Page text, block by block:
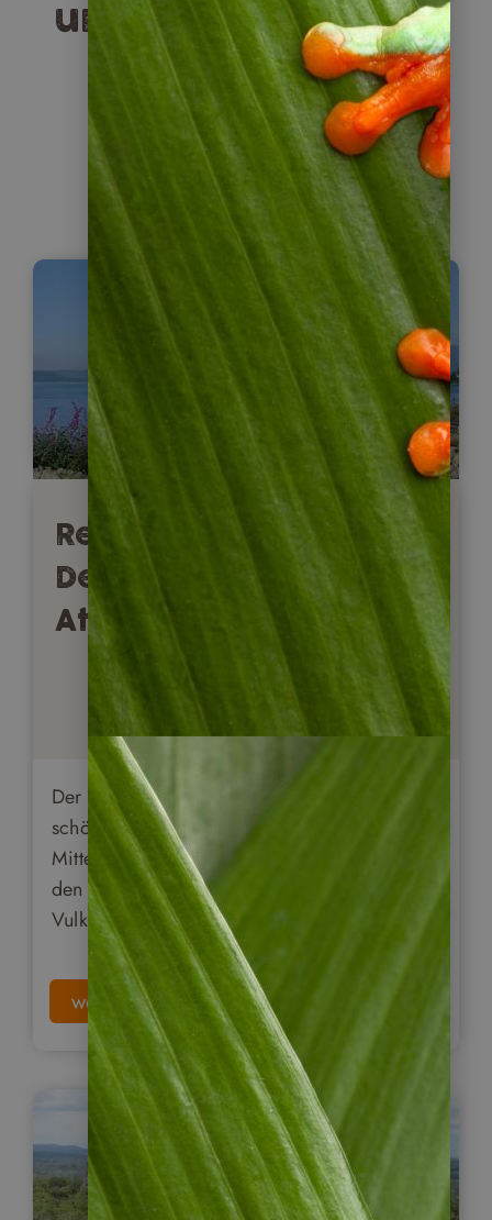
unsere Guatemala
Reisen
Reisetipp Guatemala:
Der Altiplano mit dem
Atitlan-See
Der Altiplano ist bestimmt die landschaftlich
schönste Region des kleinen Landes in
Mittelamerika mit dem blaue Atitlan-See und
den drei sich spiegelnden ebenförmigen
Vulkanen.
weiterlesen